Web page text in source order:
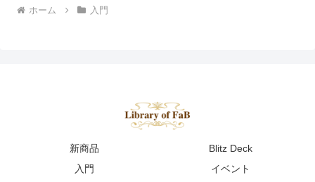
ホーム 入門
新商品
Blitz Deck
入門
イベント